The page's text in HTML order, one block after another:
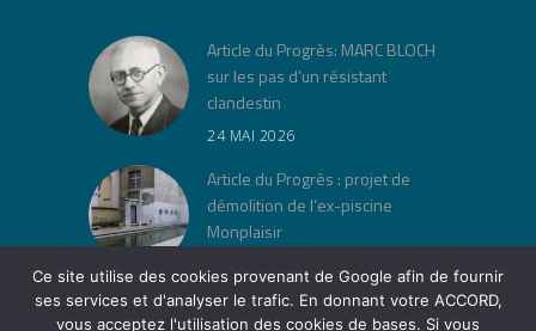
Article du Progrès: MARC BLOCH
sur les pas d’un résistant
clandestin
24 MAI 2026
Article du Progrès : projet de
démolition de l’ex-piscine
Monplaisir
« Jeu de lois » à la Cité Musée
Ce site utilise des cookies provenant de Google afin de fournir
ses services et d'analyser le trafic. En donnant votre ACCORD,
vous acceptez l'utilisation des cookies de bases. Si vous